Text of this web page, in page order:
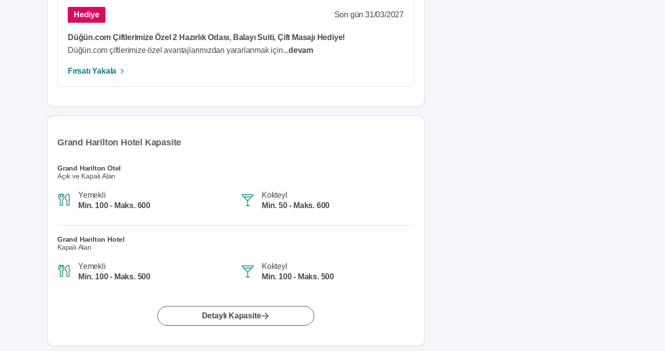
Hediye Son gün 31/03/2027
Düğün.com Çiftlerimize Özel 2 Hazırlık Odası, Balayı Suiti, Çift Masajı Hediye!
Düğün.com çiftlerimize özel avantajlarımızdan yararlanmak için...devam
Fırsatı Yakala
Grand Harilton Hotel Kapasite
Grand Harilton Otel
Açık ve Kapalı Alan
Yemekli
Min. 100 - Maks. 600
Kokteyl
Min. 50 - Maks. 600
Grand Harilton Hotel
Kapalı Alan
Yemekli
Min. 100 - Maks. 500
Kokteyl
Min. 100 - Maks. 500
Detaylı Kapasite